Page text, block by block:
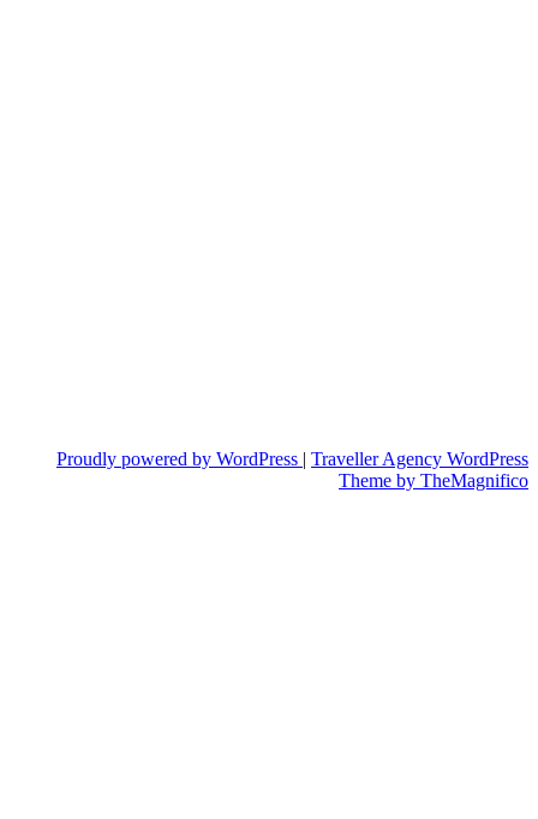
Proudly powered by WordPress | Traveller Agency WordPress
Theme by TheMagnifico